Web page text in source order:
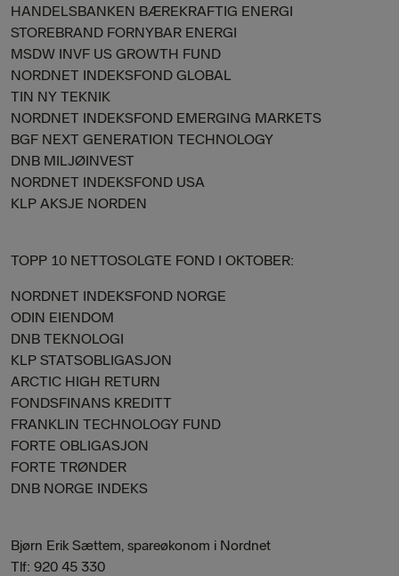
HANDELSBANKEN BÆREKRAFTIG ENERGI
STOREBRAND FORNYBAR ENERGI
MSDW INVF US GROWTH FUND
NORDNET INDEKSFOND GLOBAL
TIN NY TEKNIK
NORDNET INDEKSFOND EMERGING MARKETS
BGF NEXT GENERATION TECHNOLOGY
DNB MILJØINVEST
NORDNET INDEKSFOND USA
KLP AKSJE NORDEN
TOPP 10 NETTOSOLGTE FOND I OKTOBER:
NORDNET INDEKSFOND NORGE
ODIN EIENDOM
DNB TEKNOLOGI
KLP STATSOBLIGASJON
ARCTIC HIGH RETURN
FONDSFINANS KREDITT
FRANKLIN TECHNOLOGY FUND
FORTE OBLIGASJON
FORTE TRØNDER
DNB NORGE INDEKS
Bjørn Erik Sættem, spareøkonom i Nordnet
Tlf: 920 45 330